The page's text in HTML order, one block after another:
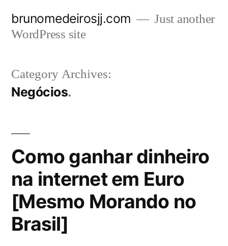
brunomedeirosjj.com
Just another
WordPress site
Category Archives:
Negócios
Como ganhar dinheiro
na internet em Euro
[Mesmo Morando no
Brasil]